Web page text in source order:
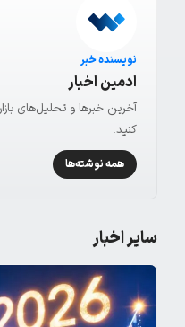
نویسنده خبر
ادمین اخبار
آخرین خبرها و تحلیل‌های
کنید.
همه نوشته‌ها
سایر اخبار